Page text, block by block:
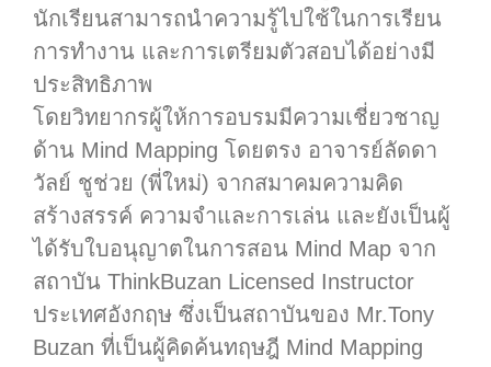
นักเรียนสามารถนำความรู้ไปใช้ในการเรียน
การทำงาน และการเตรียมตัวสอบได้อย่างมี
ประสิทธิภาพ
โดยวิทยากรผู้ให้การอบรมมีความเชี่ยวชาญ
ด้าน Mind Mapping โดยตรง อาจารย์ลัดดา
วัลย์ ชูช่วย (พี่ใหม่) จากสมาคมความคิด
สร้างสรรค์ ความจำและการเล่น และยังเป็นผู้
ได้รับใบอนุญาตในการสอน Mind Map จาก
สถาบัน ThinkBuzan Licensed Instructor
ประเทศอังกฤษ ซึ่งเป็นสถาบันของ Mr.Tony
Buzan ที่เป็นผู้คิดค้นทฤษฎี Mind Mapping